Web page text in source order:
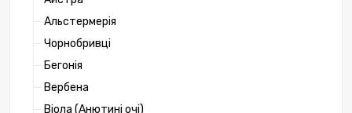
Альстермерія
Чорнобривці
Бегонія
Вербена
Віола (Анютині очі)